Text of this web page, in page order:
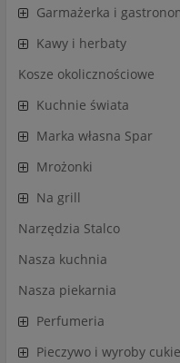
Garmażerka i
Kawy i herbaty
Kosze okolicznościowe
Kuchnie świata
Marka własna Spar
Mrożonki
Na grill
Narzędzia Stalco
Nasza kuchnia
Nasza piekarnia
Perfumeria
Pieczywo i wyroby